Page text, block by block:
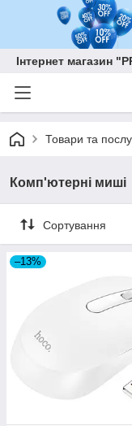
Інтернет магазин
Товари та
Комп'ютерні миші
Сортування
–13%